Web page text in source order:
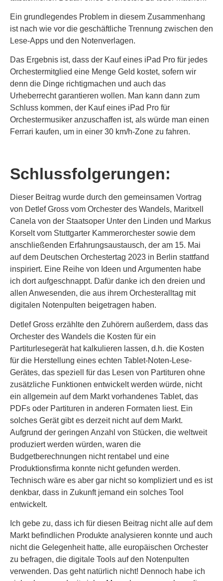
Ein grundlegendes Problem in diesem Zusammenhang
ist nach wie vor die geschäftliche Trennung zwischen den
Lese-Apps und den Notenverlagen.
Das Ergebnis ist, dass der Kauf eines iPad Pro für jedes
Orchestermitglied eine Menge Geld kostet, sofern wir
denn die Dinge richtigmachen und auch das
Urheberrecht garantieren wollen. Man kann dann zum
Schluss kommen, der Kauf eines iPad Pro für
Orchestermusiker anzuschaffen ist, als würde man einen
Ferrari kaufen, um in einer 30 km/h-Zone zu fahren.
Schlussfolgerungen:
Dieser Beitrag wurde durch den gemeinsamen Vortrag
von Detlef Gross vom Orchester des Wandels, Maritxell
Canela von der Staatsoper Unter den Linden und Markus
Korselt vom Stuttgarter Kammerorchester sowie dem
anschließenden Erfahrungsaustausch, der am 15. Mai
auf dem Deutschen Orchestertag 2023 in Berlin stattfand
inspiriert. Eine Reihe von Ideen und Argumenten habe
ich dort aufgeschnappt. Dafür danke ich den dreien und
allen Anwesenden, die aus ihrem Orchesteralltag mit
digitalen Notenpulten beigetragen haben.
Detlef Gross erzählte den Zuhörern außerdem, dass das
Orchester des Wandels die Kosten für ein
Partiturlesegerät hat kalkulieren lassen, d.h. die Kosten
für die Herstellung eines echten Tablet-Noten-Lese-
Gerätes, das speziell für das Lesen von Partituren ohne
zusätzliche Funktionen entwickelt werden würde, nicht
ein allgemein auf dem Markt vorhandenes Tablet, das
PDFs oder Partituren in anderen Formaten liest. Ein
solches Gerät gibt es derzeit nicht auf dem Markt.
Aufgrund der geringen Anzahl von Stücken, die weltweit
produziert werden würden, waren die
Budgetberechnungen nicht rentabel und eine
Produktionsfirma konnte nicht gefunden werden.
Technisch wäre es aber gar nicht so kompliziert und es ist
denkbar, dass in Zukunft jemand ein solches Tool
entwickelt.
Ich gebe zu, dass ich für diesen Beitrag nicht alle auf dem
Markt befindlichen Produkte analysieren konnte und auch
nicht die Gelegenheit hatte, alle europäischen Orchester
zu befragen, die digitale Tools auf den Notenpulten
verwenden. Das geht natürlich nicht! Dennoch habe ich